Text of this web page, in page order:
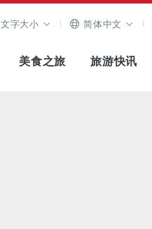
文字大小 简体中文
美食之旅 旅游快讯